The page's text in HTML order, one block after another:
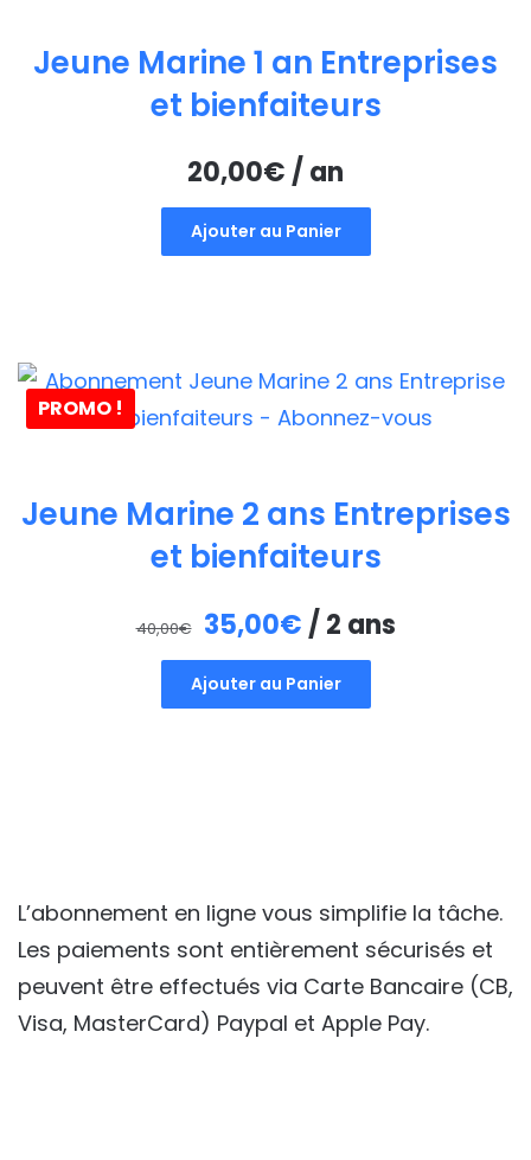
Jeune Marine 1 an Entreprises
et bienfaiteurs
20,00€/ an
Ajouter au Panier
PROMO !
Jeune Marine 2 ans Entreprises
et bienfaiteurs
40,00€
Le
prix
initial
35,00€Le
prix
actuel
/ 2 ans
Ajouter au Panier
L’abonnement en ligne vous simplifie la tâche.
Les paiements sont entièrement sécurisés et
peuvent être effectués via Carte Bancaire (CB,
Visa, MasterCard) Paypal et Apple Pay.